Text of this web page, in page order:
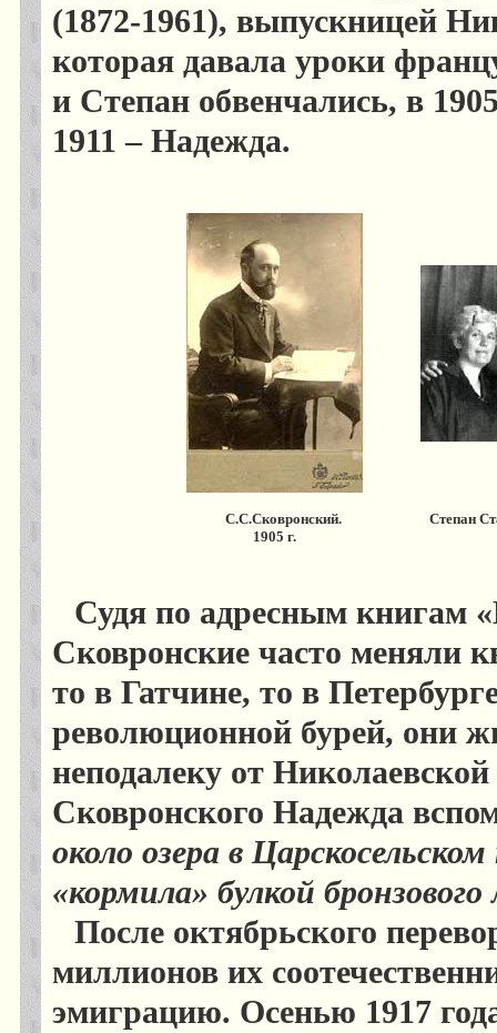
(1872-1961), выпускницей
которая давала уроки
и Степан обвенчались, в
1911 – Надежда.
С.С.Сковронский.
1905 г.
Степан
Судя по адресным книгам
Сковронские часто меняли
то в Гатчине, то в
революционной бурей, они
неподалеку от
Сковронского Надежда
около озера в
«кормила» булкой бронзового
После октябрьского
миллионов их
эмиграцию. Осенью 1917